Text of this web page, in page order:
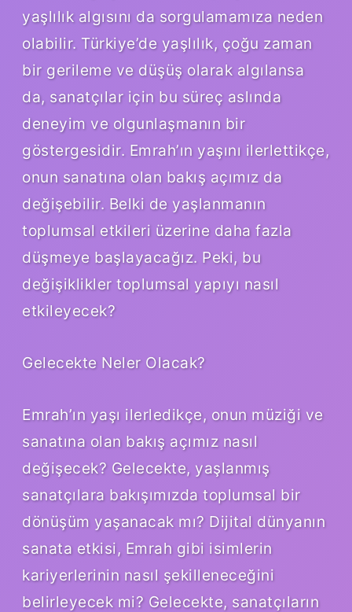
yaşlılık algısını da sorgulamamıza neden
olabilir. Türkiye’de yaşlılık, çoğu zaman
bir gerileme ve düşüş olarak algılansa
da, sanatçılar için bu süreç aslında
deneyim ve olgunlaşmanın bir
göstergesidir. Emrah’ın yaşını ilerlettikçe,
onun sanatına olan bakış açımız da
değişebilir. Belki de yaşlanmanın
toplumsal etkileri üzerine daha fazla
düşmeye başlayacağız. Peki, bu
değişiklikler toplumsal yapıyı nasıl
etkileyecek?
Gelecekte Neler Olacak?
Emrah’ın yaşı ilerledikçe, onun müziği ve
sanatına olan bakış açımız nasıl
değişecek? Gelecekte, yaşlanmış
sanatçılara bakışımızda toplumsal bir
dönüşüm yaşanacak mı? Dijital dünyanın
sanata etkisi, Emrah gibi isimlerin
kariyerlerinin nasıl şekilleneceğini
belirleyecek mi? Gelecekte, sanatçıların